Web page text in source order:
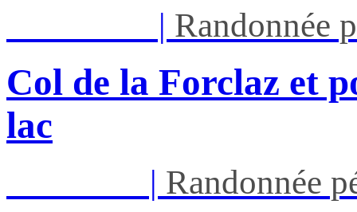
| Randonnée
Col de la Forclaz et
lac
| Randonnée